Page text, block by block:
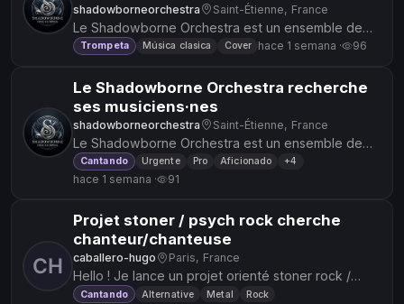
shadowborneorchestra Saint-Étienne, France
Le Shadowborne Orchestra est un ensemble de
musique d'OST de jeu vidéo et d'anime, sous
Trompeta Música clasica Cover hace 1 semana · 96
Le Shadowborne Orchestra recherche
ses musiciens·nes
shadowborneorchestra Saint-Étienne, France
Le Shadowborne Orchestra est un ensemble de
musique d'OST de jeu vidéo et d'anime, sous
l'égide de la création et de la...
Cantando Urgente Pro Aficionado +4
hace 1 semana · 91
Projet stoner / psych rock cherche
chanteur/chanteuse
caballero-hugo Paris, France
Hello ! Je lance un projet orienté stoner rock /
psych rock / desert rock, et je cherche notamment
Cantando Alternative Metal Rock